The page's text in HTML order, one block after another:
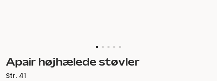
Apair højhælede støvler
Str. 41